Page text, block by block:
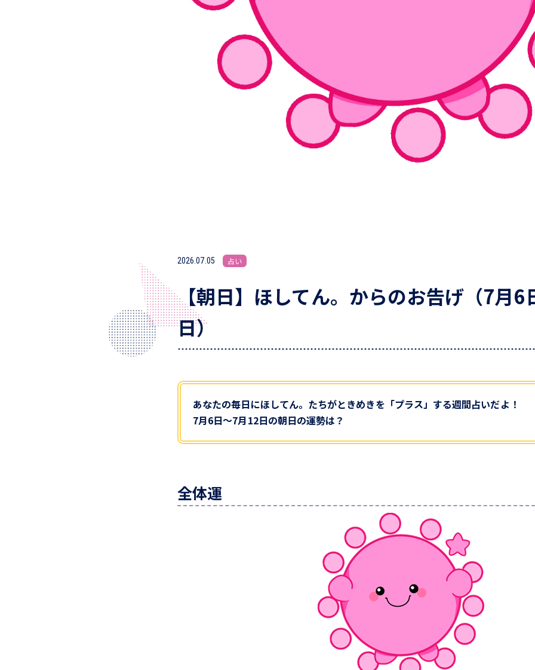
2026.07.05 占い
【朝日】ほしてん。からのお告げ（7月6
日）
あなたの毎日にほしてん。たちがときめきを「プラス」する週間占いだよ！
7月6日～7月12日の朝日の運勢は？
全体運